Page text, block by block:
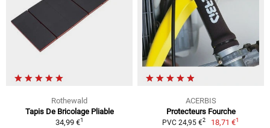
Rothewald
Tapis De Bricolage Pliable
34,99 €1
ACERBIS
Protecteurs Fourche
PVC 24,95 €2 18,71 €1